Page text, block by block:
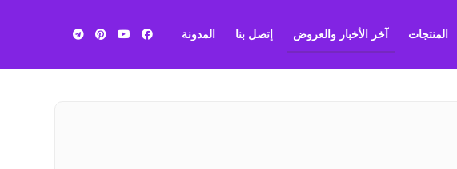
المنتجات آخر الأخبار والعروض إتصل بنا المدونة